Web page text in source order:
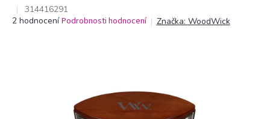
314416291
Průměrné
2 hodnocení Podrobnosti hodnocení Značka: WoodWick